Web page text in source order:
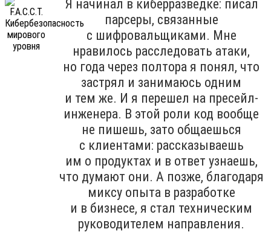
Я начинал в киберразведке: писал
парсеры, связанные
с шифровальщиками. Мне
нравилось расследовать атаки,
но года через полтора я понял, что
застрял и занимаюсь одним
и тем же. И я перешел на пресейл-
инженера. В этой роли код вообще
не пишешь, зато общаешься
с клиентами: рассказываешь
им о продуктах и в ответ узнаешь,
что думают они. А позже, благодаря
миксу опыта в разработке
и в бизнесе, я стал техническим
руководителем направления.